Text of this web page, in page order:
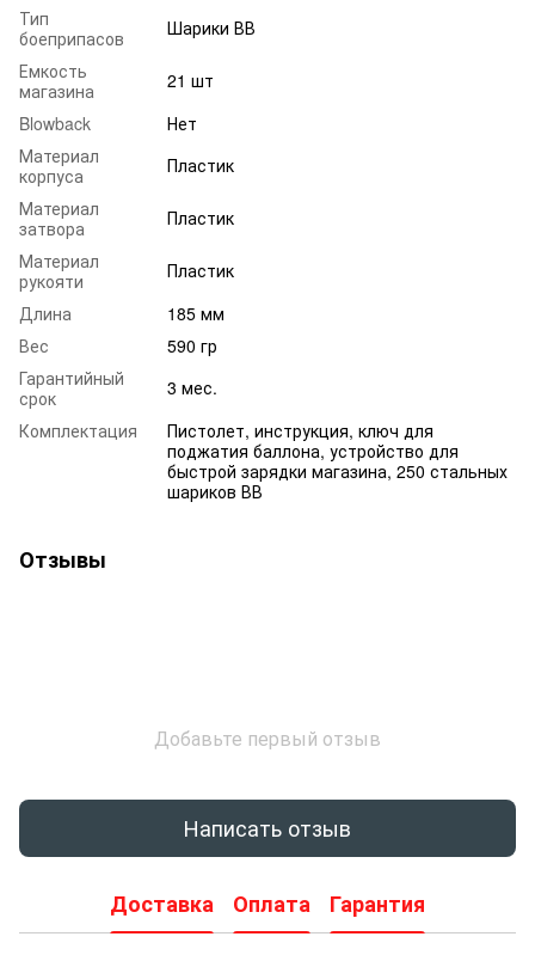
Тип
боеприпасов
Шарики ВВ
Емкость
магазина
21 шт
Blowback
Нет
Материал
корпуса
Пластик
Материал
затвора
Пластик
Материал
рукояти
Пластик
Длина
185 мм
Вес
590 гр
Гарантийный
срок
3 мес.
Комплектация
Пистолет, инструкция, ключ для
поджатия баллона, устройство для
быстрой зарядки магазина, 250 стальных
шариков ВВ
Отзывы
Добавьте первый отзыв
Написать отзыв
Доставка Оплата Гарантия